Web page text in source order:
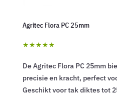
Agritec Flora PC 25mm
★★★★★
De Agritec Flora PC 25mm
precisie en kracht, perfect
Geschikt voor tak diktes tot